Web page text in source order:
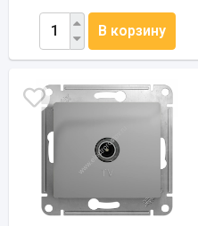
В корзину